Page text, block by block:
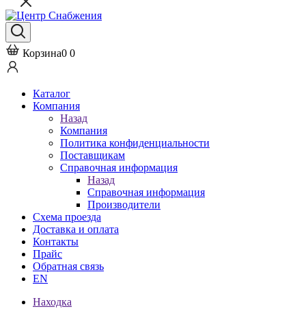
Корзина0 0
Каталог
Компания
Назад
Компания
Политика конфиденциальности
Поставщикам
Справочная информация
Назад
Справочная информация
Производители
Схема проезда
Доставка и оплата
Контакты
Прайс
Обратная связь
EN
Находка